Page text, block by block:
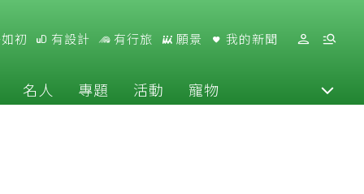
初 有設計 有行旅 願景 我的新聞
名人 專題 活動 寵物